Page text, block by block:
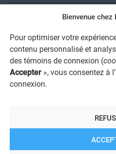
Bienvenue chez
Pour optimiser votre
contenu personnalisé et
des témoins de connexion (
Accepter », vous consentez à
connexion.
AVIS JURIDIQUE GÉNÉRAL
AVIS À L'USAGER
REGISTRE DES CONFLITS